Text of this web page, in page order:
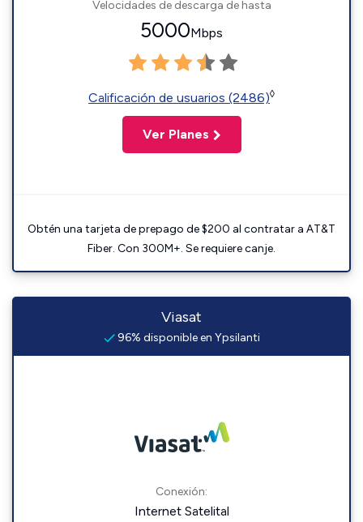
Velocidades de descarga de hasta
5000Mbps
Calificación de usuarios (2486)◊
Ver Planes
Obtén una tarjeta de prepago de $200 al contratar a AT&T
Fiber. Con 300M+. Se requiere canje.
Viasat
96% disponible en Ypsilanti
Conexión:
Internet Satelital